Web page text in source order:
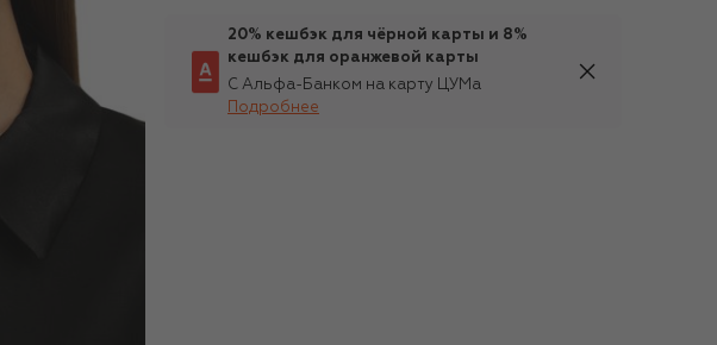
20% кешбэк для чёрной карты и 8%
кешбэк для оранжевой карты
С Альфа-Банком на карту ЦУМа
Подробнее